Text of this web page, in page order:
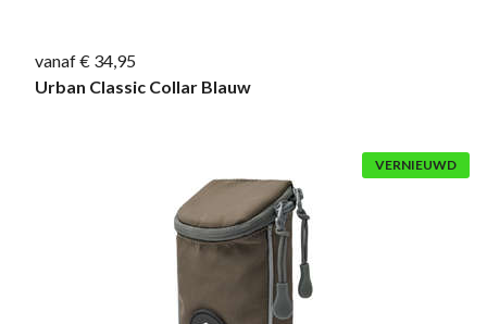
vanaf € 34,95
Urban Classic Collar Blauw
VERNIEUWD